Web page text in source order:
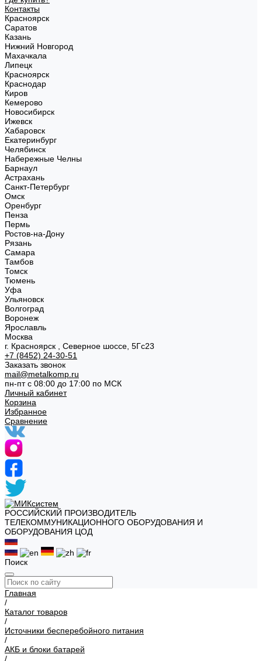
Контакты
Красноярск
Саратов
Казань
Нижний Новгород
Махачкала
Липецк
Красноярск
Краснодар
Киров
Кемерово
Новосибирск
Ижевск
Хабаровск
Екатеринбург
Челябинск
Набережные Челны
Барнаул
Астрахань
Санкт-Петербург
Омск
Оренбург
Пенза
Пермь
Ростов-на-Дону
Рязань
Самара
Тамбов
Томск
Тюмень
Уфа
Ульяновск
Волгоград
Воронеж
Ярославль
Москва
г. Красноярск , Северное шоссе, 5Гс23
+7 (8452) 24-30-51
Заказать звонок
mail@metalkomp.ru
пн-пт с 08:00 до 17:00 по МСК
Личный кабинет
Корзина
Избранное
Сравнение
РОССИЙСКИЙ ПРОИЗВОДИТЕЛЬ
ТЕЛЕКОММУНИКАЦИОННОГО ОБОРУДОВАНИЯ И
ОБОРУДОВАНИЯ ЦОД
Поиск
Главная
/
Каталог товаров
/
Источники бесперебойного питания
/
АКБ и блоки батарей
/